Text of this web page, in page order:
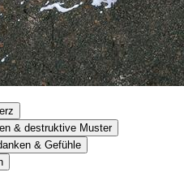
& destruktive Muster
& Gefühle